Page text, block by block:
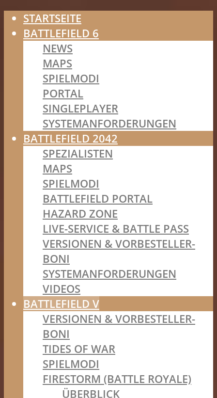
STARTSEITE
BATTLEFIELD 6
NEWS
MAPS
SPIELMODI
PORTAL
SINGLEPLAYER
SYSTEMANFORDERUNGEN
BATTLEFIELD 2042
SPEZIALISTEN
MAPS
SPIELMODI
BATTLEFIELD PORTAL
HAZARD ZONE
LIVE-SERVICE & BATTLE PASS
VERSIONEN & VORBESTELLER-
BONI
SYSTEMANFORDERUNGEN
VIDEOS
BATTLEFIELD V
VERSIONEN & VORBESTELLER-
BONI
TIDES OF WAR
SPIELMODI
FIRESTORM (BATTLE ROYALE)
ÜBERBLICK